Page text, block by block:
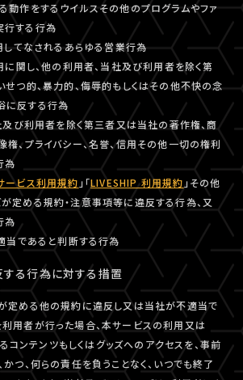
動作をするウイルスその他のプログラムやファ
行する行為
てなされるあらゆる営業行為
関し、他の利用者、当社及び利用者を除く第
せつ的、暴力的、侮辱的もしくはその他不快の念
に反する行為
び利用者を除く第三者又は当社の著作権、商
権、プライバシー、名誉、信用その他一切の権利
為
ービス利用規約 」「LIVESHIP 利用規約」その他
定める規約・注意事項等に違反する行為、又
為
であると判断する行為
る行為に対する措置
定める他の規約に違反し又は当社が不適当で
用者が行った場合、本サービスの利用又は
ンテンツもしくはグッズへのアクセスを、事前
かつ、何らの責任を負うことなく、いつでも終了